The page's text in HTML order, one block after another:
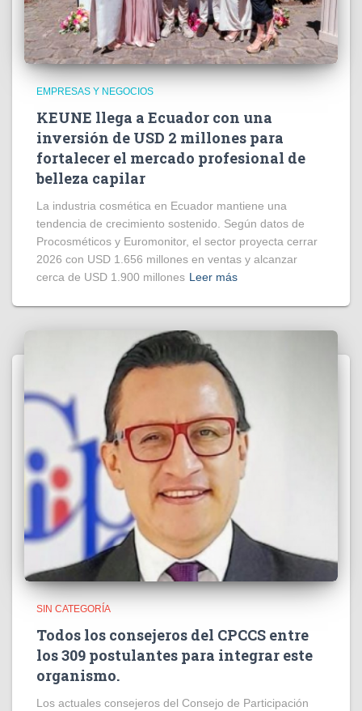
EMPRESAS Y NEGOCIOS
KEUNE llega a Ecuador con una
inversión de USD 2 millones para
fortalecer el mercado profesional de
belleza capilar
La industria cosmética en Ecuador mantiene una
tendencia de crecimiento sostenido. Según datos de
Procosméticos y Euromonitor, el sector proyecta cerrar
2026 con USD 1.656 millones en ventas y alcanzar
cerca de USD 1.900 millones Leer más
SIN CATEGORÍA
Todos los consejeros del CPCCS entre
los 309 postulantes para integrar este
organismo.
Los actuales consejeros del Consejo de Participación